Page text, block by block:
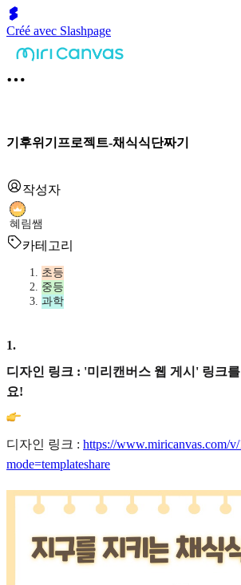
Créé avec Slashpage
기후위기프로젝트-채식식단짜기
작성자
혜림쌤
카테고리
초등
중등
과학
1.
디자인 링크 : '미리캔버스 웹 게시' 링크
요!
디자인 링크 : https://www.miricanvas.com/
mode=templateshare